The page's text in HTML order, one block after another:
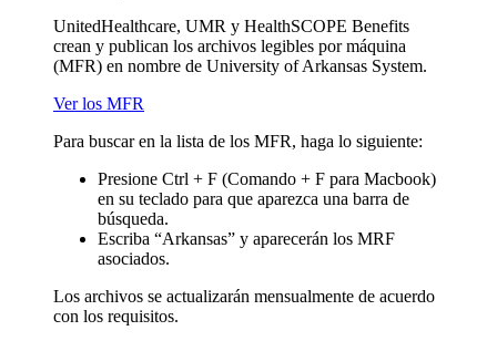
UnitedHealthcare, UMR y HealthSCOPE Benefits
crean y publican los archivos legibles por máquina
(MFR) en nombre de University of Arkansas System.
Ver los MFR
Para buscar en la lista de los MFR, haga lo siguiente:
Presione Ctrl + F (Comando + F para Macbook)
en su teclado para que aparezca una barra de
búsqueda.
Escriba “Arkansas” y aparecerán los MRF
asociados.
Los archivos se actualizarán mensualmente de acuerdo
con los requisitos.